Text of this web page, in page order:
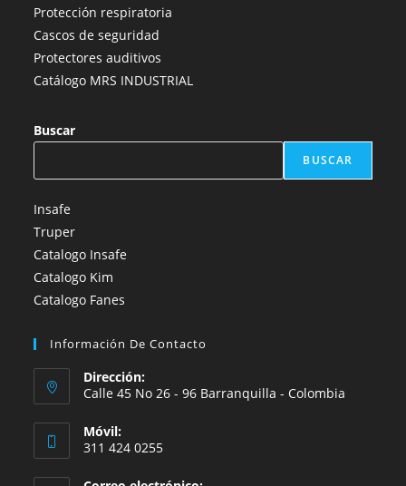
Protección respiratoria
Cascos de seguridad
Protectores auditivos
Catálogo MRS INDUSTRIAL
Buscar
BUSCAR
Insafe
Truper
Catalogo Insafe
Catalogo Kim
Catalogo Fanes
Información De Contacto
Dirección:
Calle 45 No 26 - 96 Barranquilla - Colombia
Móvil:
311 424 0255